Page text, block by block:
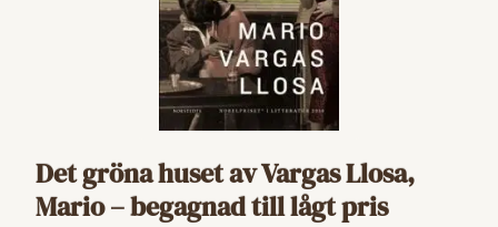
Det gröna huset av Vargas Llosa,
Mario – begagnad till lågt pris